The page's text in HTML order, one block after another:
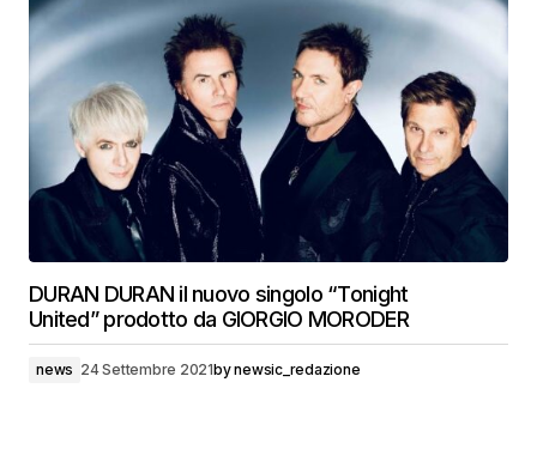
DURAN DURAN il nuovo singolo “Tonight
United” prodotto da GIORGIO MORODER
news 24 Settembre 2021bynewsic_redazione